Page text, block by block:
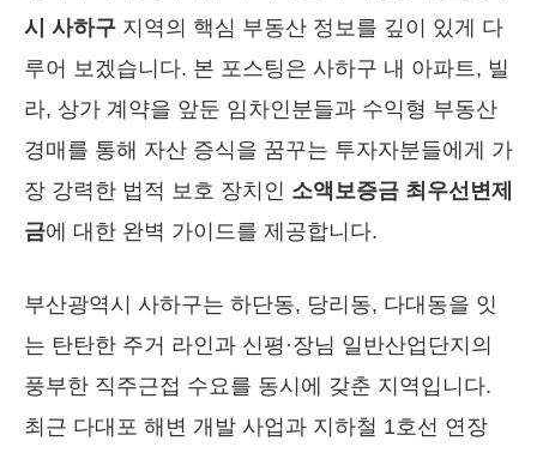
시 사하구 지역의 핵심 부동산 정보를 깊이 있게 다
루어 보겠습니다. 본 포스팅은 사하구 내 아파트, 빌
라, 상가 계약을 앞둔 임차인분들과 수익형 부동산
경매를 통해 자산 증식을 꿈꾸는 투자자분들에게 가
장 강력한 법적 보호 장치인 소액보증금 최우선변제
금에 대한 완벽 가이드를 제공합니다.
부산광역시 사하구는 하단동, 당리동, 다대동을 잇
는 탄탄한 주거 라인과 신평·장님 일반산업단지의
풍부한 직주근접 수요를 동시에 갖춘 지역입니다.
최근 다대포 해변 개발 사업과 지하철 1호선 연장